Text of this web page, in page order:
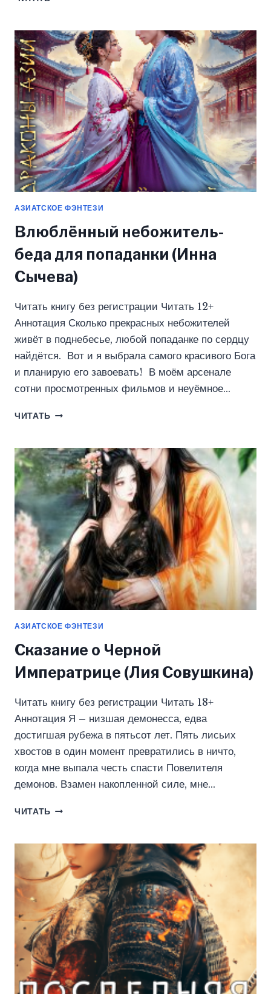
ИЛИ
ТАЙНА
ИМПЕРАТОРА
(РИММА
РАЛЬФ)
АЗИАТСКОЕ ФЭНТЕЗИ
Влюблëнный небожитель-
беда для попаданки (Инна
Сычева)
Читать книгу без регистрации Читать 12+
Аннотация Сколько прекрасных небожителей
живёт в поднебесье, любой попаданке по сердцу
найдётся. Вот и я выбрала самого красивого Бога
и планирую его завоевать! В моём арсенале
сотни просмотренных фильмов и неуёмное…
ЧИТАТЬ ВЛЮБЛËННЫЙ
ДЛЯ
ПОПАДАНКИ
(ИННА
СЫЧЕВА)
АЗИАТСКОЕ ФЭНТЕЗИ
Сказание о Черной
Императрице (Лия Совушкина)
Читать книгу без регистрации Читать 18+
Аннотация Я – низшая демонесса, едва
достигшая рубежа в пятьсот лет. Пять лисьих
хвостов в один момент превратились в ничто,
когда мне выпала честь спасти Повелителя
демонов. Взамен накопленной силе, мне…
ЧИТАТЬ СКАЗАНИЕ
ИМПЕРАТРИЦЕ
(ЛИЯ
СОВУШКИНА)